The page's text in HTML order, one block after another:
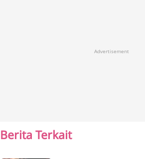
Advertisement
Berita Terkait